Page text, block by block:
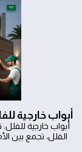
أبواب خارجية
أبواب خارجية
الفلل، تجمع بين